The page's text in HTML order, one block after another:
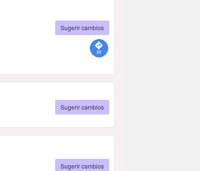
Sugerir cambios
Sugerir cambios
Sugerir cambios